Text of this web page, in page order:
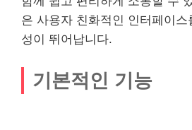
은 사용자 친화적인 인터페이
성이 뛰어납니다.
기본적인 기능